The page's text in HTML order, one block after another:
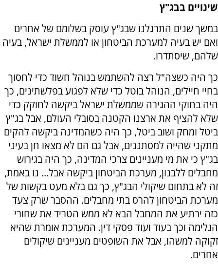
שינויים בבג"ץ
במשך שנים התרגלנו שבג"ץ עוסק בשלומם של אחרים
ואם יש בעיה למערכת הביטחון או לממשלת ישראל, בעיה
שלהם, שיסתדרו.
כך היה כשצה"ל רצה להשתמש בנוהל חשוד כדי לחסוך
בחיי חיילים, הנוהל בוטל כדי שלא לפגוע בפלשתינים, כך
היה בחוקי ההגירה שממשלת ישראל ביקשה לחוקק כדי
שלא להציף את ארצנו הקטנה בסובלי העולם, אבל בג"ץ
ביטל ומחק ושוב ביטל, כך היה כשהמדינה ביקשה להקים
מתקני שהייה למסתננים, אבל גם הם לא מצאו חן בעיני
בג"ץ כי את מי מעניינים צרכי המדינה, כך היה בגירוש
מחבלים ללבנון, מערכת הביטחון ביקשה אבל... נו באמת,
זה לא בתחום שיקולי הבג"ץ, כך גם בלא מעט בקשות של
מערכת הביטחון להרס בתי מחבלים. ההסבר שרק צעד
כזה ירתיע את המחבל הבא לא ממש הטריד את שחורי
הגלימה וכך בעוד ועוד פסקי דין. המערכת אומרת שהיא
זקוקה למשהו, אבל את השופטים מעניינים שיקולים
אחרים.